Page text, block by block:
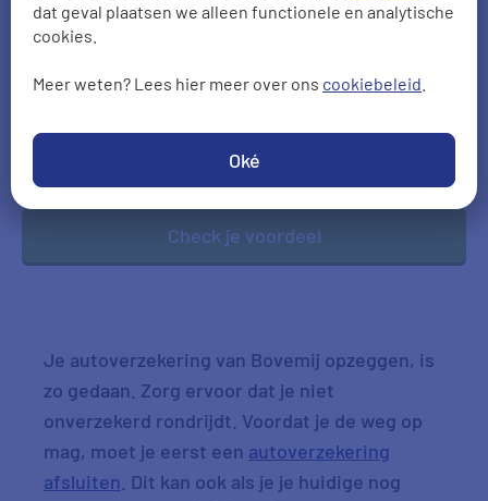
dat geval plaatsen we alleen functionele en analytische
cookies.
Meer weten? Lees hier meer over ons cookiebeleid
Oké
Geboortedatum
DD-MM-JJJJ
*Gegevens hoofdbestuurder
Check je voordeel
Je autoverzekering van Bovemij opzeggen, is
zo gedaan. Zorg ervoor dat je niet
onverzekerd rondrijdt. Voordat je de weg op
mag, moet je eerst een autoverzekering
afsluiten . Dit kan ook als je je huidige nog